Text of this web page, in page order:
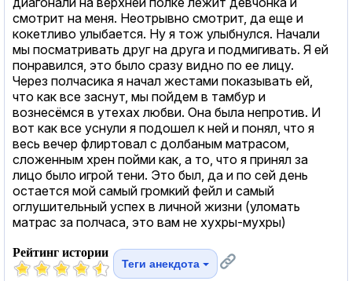
смотрит на меня. Неотрывно смотрит, да еще и
кокетливо улыбается. Ну я тож улыбнулся. Начали
мы посматривать друг на друга и подмигивать. Я ей
понравился, это было сразу видно по ее лицу.
Через полчасика я начал жестами показывать ей,
что как все заснут, мы пойдем в тамбур и
вознесёмся в утехах любви. Она была непротив. И
вот как все уснули я подошел к ней и понял, что я
весь вечер флиртовал с долбаным матрасом,
сложенным хрен пойми как, а то, что я принял за
лицо было игрой тени. Это был, да и по сей день
остается мой самый громкий фейл и самый
оглушительный успех в личной жизни (уломать
матрас за полчаса, это вам не хухры-мухры)
Рейтинг истории
Теги анекдота